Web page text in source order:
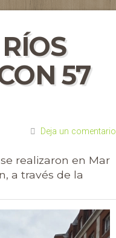
57
Deja un comentario
realizaron en Mar
a través de la